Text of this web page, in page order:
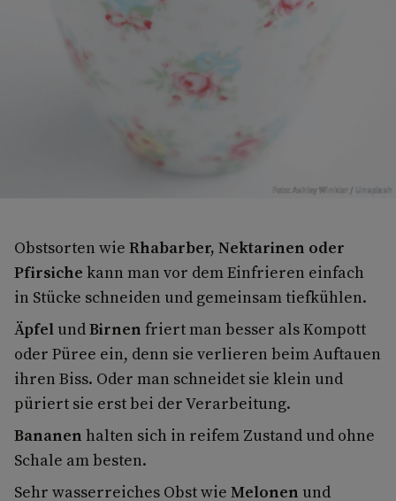
Foto: Ashley Winkler / Unsplash
Obstsorten wie Rhabarber, Nektarinen oder
Pfirsiche kann man vor dem Einfrieren einfach
in Stücke schneiden und gemeinsam tiefkühlen.
Äpfel undBirnen friert man besser als Kompott
oder Püree ein, denn sie verlieren beim Auftauen
ihren Biss. Oder man schneidet sie klein und
püriert sie erst bei der Verarbeitung.
Bananen halten sich in reifem Zustand und ohne
Schale am besten.
Sehr wasserreiches Obst wie Melonen und